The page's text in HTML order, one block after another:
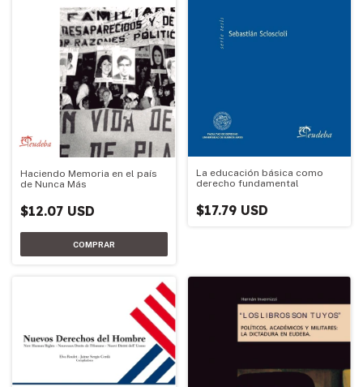
Haciendo Memoria en el país
de Nunca Más
$12.07 USD
La educación básica como
derecho fundamental
$17.79 USD